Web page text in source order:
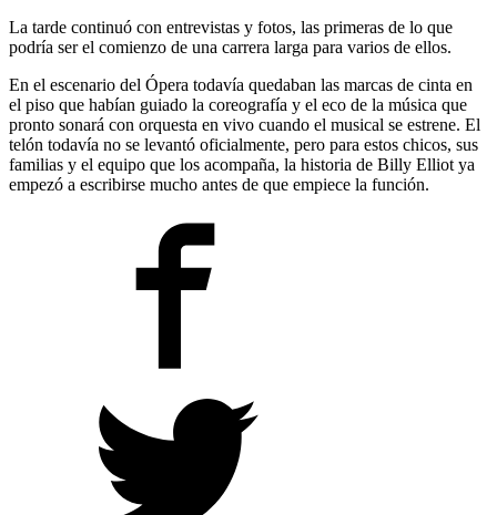
La tarde continuó con entrevistas y fotos, las primeras de lo que
podría ser el comienzo de una carrera larga para varios de ellos.
En el escenario del Ópera todavía quedaban las marcas de cinta en
el piso que habían guiado la coreografía y el eco de la música que
pronto sonará con orquesta en vivo cuando el musical se estrene. El
telón todavía no se levantó oficialmente, pero para estos chicos, sus
familias y el equipo que los acompaña, la historia de Billy Elliot ya
empezó a escribirse mucho antes de que empiece la función.